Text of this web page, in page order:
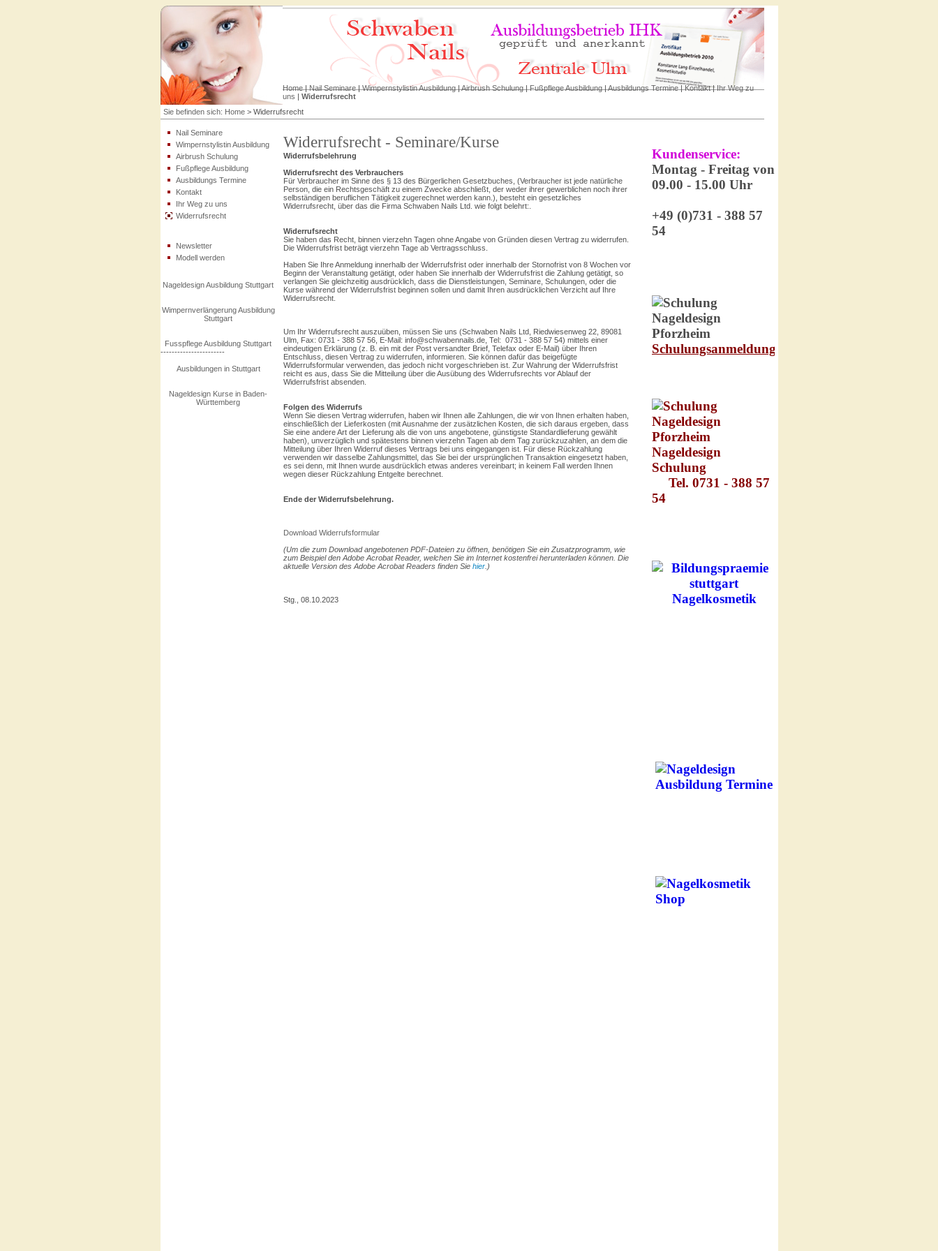
Home|Nail Seminare|Wimpernstylistin Ausbildung|Airbrush Schulung|Fußpflege Ausbildung|Ausbildungs Termine|Kontakt|Ihr Weg zu
uns | Widerrufsrecht
Sie befinden sich: Home >Widerrufsrecht
Nail Seminare
Wimpernstylistin Ausbildung
Airbrush Schulung
Fußpflege Ausbildung
Ausbildungs Termine
Kontakt
Ihr Weg zu uns
Widerrufsrecht
Newsletter
Modell werden
Nageldesign Ausbildung Stuttgart
Wimpernverlängerung Ausbildung
Stuttgart
Fusspflege Ausbildung Stuttgart
-----------------------
Ausbildungen in Stuttgart
Nageldesign Kurse in Baden-
Württemberg
Widerrufsrecht - Seminare/Kurse
Widerrufsbelehrung
Widerrufsrecht des Verbrauchers
Für Verbraucher im Sinne des § 13 des Bürgerlichen Gesetzbuches, (Verbraucher ist jede natürliche
Person, die ein Rechtsgeschäft zu einem Zwecke abschließt, der weder ihrer gewerblichen noch ihrer
selbständigen beruflichen Tätigkeit zugerechnet werden kann.), besteht ein gesetzliches
Widerrufsrecht, über das die Firma Schwaben Nails Ltd. wie folgt belehrt:.
Widerrufsrecht
Sie haben das Recht, binnen vierzehn Tagen ohne Angabe von Gründen diesen Vertrag zu widerrufen.
Die Widerrufsfrist beträgt vierzehn Tage ab Vertragsschluss.
Haben Sie Ihre Anmeldung innerhalb der Widerrufsfrist oder innerhalb der Stornofrist von 8 Wochen vor
Beginn der Veranstaltung getätigt, oder haben Sie innerhalb der Widerrufsfrist die Zahlung getätigt, so
verlangen Sie gleichzeitig ausdrücklich, dass die Dienstleistungen, Seminare, Schulungen, oder die
Kurse während der Widerrufsfrist beginnen sollen und damit Ihren ausdrücklichen Verzicht auf Ihre
Widerrufsrecht.
Um Ihr Widerrufsrecht auszuüben, müssen Sie uns (Schwaben Nails Ltd, Riedwiesenweg 22, 89081
Ulm, Fax: 0731 - 388 57 56, E-Mail: info@schwabennails.de, Tel: 0731 - 388 57 54) mittels einer
eindeutigen Erklärung (z. B. ein mit der Post versandter Brief, Telefax oder E-Mail) über Ihren
Entschluss, diesen Vertrag zu widerrufen, informieren. Sie können dafür das beigefügte
Widerrufsformular verwenden, das jedoch nicht vorgeschrieben ist. Zur Wahrung der Widerrufsfrist
reicht es aus, dass Sie die Mitteilung über die Ausübung des Widerrufsrechts vor Ablauf der
Widerrufsfrist absenden.
Folgen des Widerrufs
Wenn Sie diesen Vertrag widerrufen, haben wir Ihnen alle Zahlungen, die wir von Ihnen erhalten haben,
einschließlich der Lieferkosten (mit Ausnahme der zusätzlichen Kosten, die sich daraus ergeben, dass
Sie eine andere Art der Lieferung als die von uns angebotene, günstigste Standardlieferung gewählt
haben), unverzüglich und spätestens binnen vierzehn Tagen ab dem Tag zurückzuzahlen, an dem die
Mitteilung über Ihren Widerruf dieses Vertrags bei uns eingegangen ist. Für diese Rückzahlung
verwenden wir dasselbe Zahlungsmittel, das Sie bei der ursprünglichen Transaktion eingesetzt haben,
es sei denn, mit Ihnen wurde ausdrücklich etwas anderes vereinbart; in keinem Fall werden Ihnen
wegen dieser Rückzahlung Entgelte berechnet.
Ende der Widerrufsbelehrung.
Download Widerrufsformular
(Um die zum Download angebotenen PDF-Dateien zu öffnen, benötigen Sie ein Zusatzprogramm, wie
zum Beispiel den Adobe Acrobat Reader, welchen Sie im Internet kostenfrei herunterladen können. Die
aktuelle Version des Adobe Acrobat Readers finden Sie hier.)
Stg., 08.10.2023